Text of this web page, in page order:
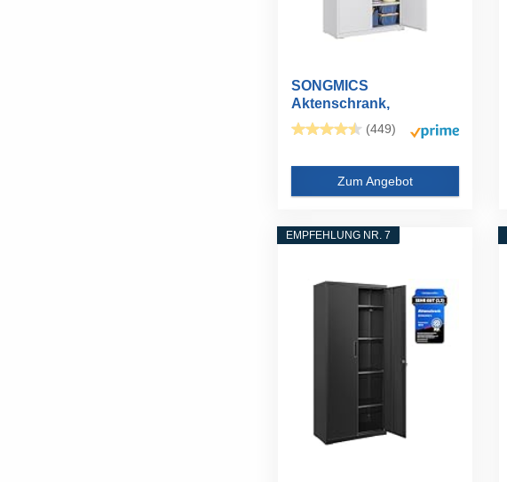
SONGMICS
Aktenschrank,
Mehrzweckschrank...
(449)
Zum Angebot
EMPFEHLUNG NR. 7